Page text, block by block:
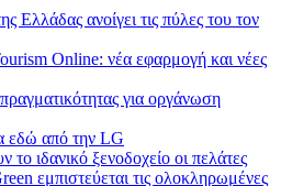
Ελλάδας ανοίγει τις πύλες του τον
Online: νέα εφαρμογή και νέες
για οργάνωση
εδώ από την LG
ιδανικό ξενοδοχείο οι πελάτες
εμπιστεύεται τις ολοκληρωμένες